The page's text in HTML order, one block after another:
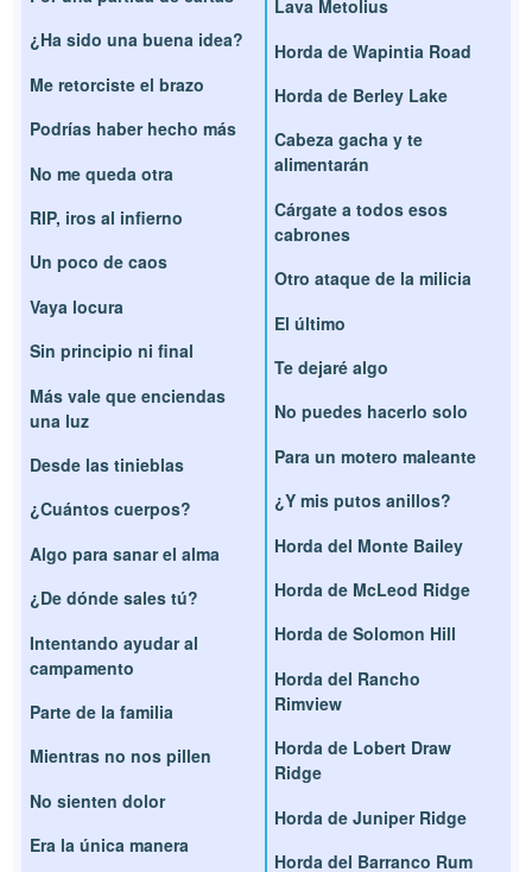
¿Ha sido una buena idea?
Me retorciste el brazo
Podrías haber hecho más
No me queda otra
RIP, iros al infierno
Un poco de caos
Vaya locura
Sin principio ni final
Más vale que enciendas
una luz
Desde las tinieblas
¿Cuántos cuerpos?
Algo para sanar el alma
¿De dónde sales tú?
Intentando ayudar al
campamento
Parte de la familia
Mientras no nos pillen
No sienten dolor
Era la única manera
Lava Metolius
Horda de Wapintia Road
Horda de Berley Lake
Cabeza gacha y te
alimentarán
Cárgate a todos esos
cabrones
Otro ataque de la milicia
El último
Te dejaré algo
No puedes hacerlo solo
Para un motero maleante
¿Y mis putos anillos?
Horda del Monte Bailey
Horda de McLeod Ridge
Horda de Solomon Hill
Horda del Rancho
Rimview
Horda de Lobert Draw
Ridge
Horda de Juniper Ridge
Horda del Barranco Rum